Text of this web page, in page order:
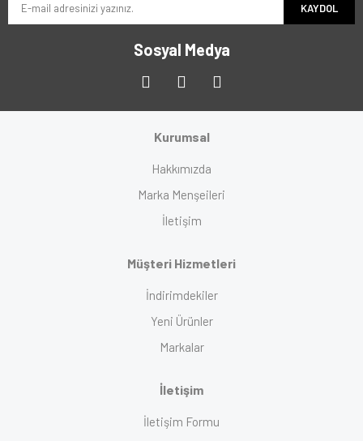
KAYDOL
Sosyal Medya
Kurumsal
Hakkımızda
Marka Menşeileri
İletişim
Müşteri Hizmetleri
İndirimdekiler
Yeni Ürünler
Markalar
İletişim
İletişim Formu